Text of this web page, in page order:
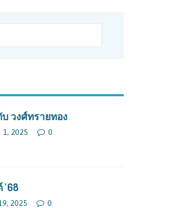
วงศ์ทรายทอง
2025 0
’68
2025 0